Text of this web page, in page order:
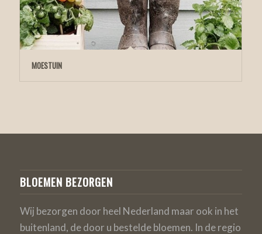
MOESTUIN
BLOEMEN BEZORGEN
Wij bezorgen door heel Nederland maar ook in het
buitenland, de door u bestelde bloemen. In de regio